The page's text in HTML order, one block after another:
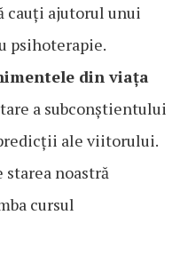
cauți ajutorul unui
psihoterapie.
din viața
a subconștientului
ale viitorului.
noastră
cursul